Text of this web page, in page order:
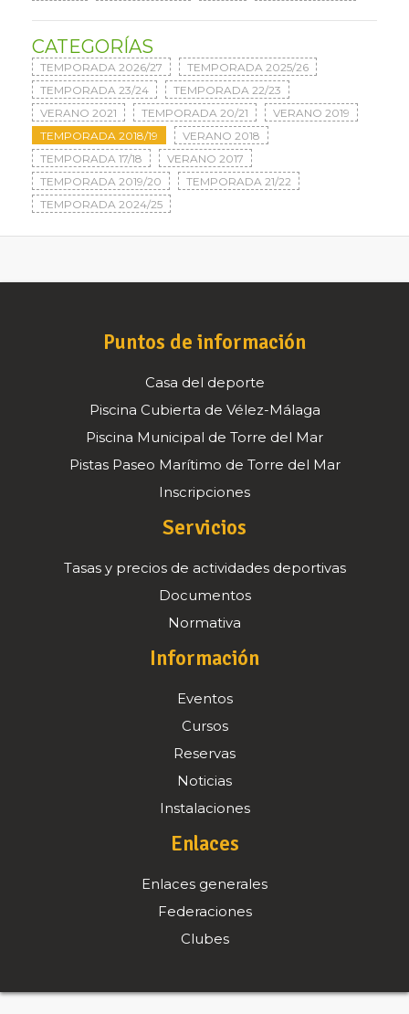
CATEGORÍAS
TEMPORADA 2026/27
TEMPORADA 2025/26
TEMPORADA 23/24
TEMPORADA 22/23
VERANO 2021
TEMPORADA 20/21
VERANO 2019
TEMPORADA 2018/19
VERANO 2018
TEMPORADA 17/18
VERANO 2017
TEMPORADA 2019/20
TEMPORADA 21/22
TEMPORADA 2024/25
Puntos de información
Casa del deporte
Piscina Cubierta de Vélez-Málaga
Piscina Municipal de Torre del Mar
Pistas Paseo Marítimo de Torre del Mar
Inscripciones
Servicios
Tasas y precios de actividades deportivas
Documentos
Normativa
Información
Eventos
Cursos
Reservas
Noticias
Instalaciones
Enlaces
Enlaces generales
Federaciones
Clubes